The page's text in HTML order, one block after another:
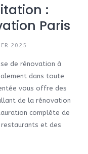
:
Paris
2025
de rénovation à
dans toute
vous offre des
de la rénovation
complète de
restaurants et des